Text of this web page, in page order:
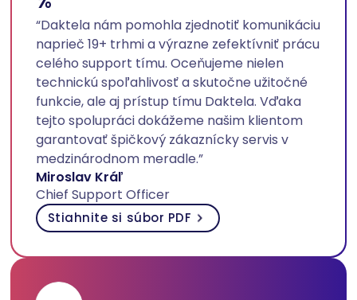
“Daktela nám pomohla zjednotiť komunikáciu
naprieč 19+ trhmi a výrazne zefektívniť prácu
celého support tímu. Oceňujeme nielen
technickú spoľahlivosť a skutočne užitočné
funkcie, ale aj prístup tímu Daktela. Vďaka
tejto spolupráci dokážeme našim klientom
garantovať špičkový zákaznícky servis v
medzinárodnom meradle.”
Miroslav Kráľ
Chief Support Officer
Stiahnite si súbor PDF